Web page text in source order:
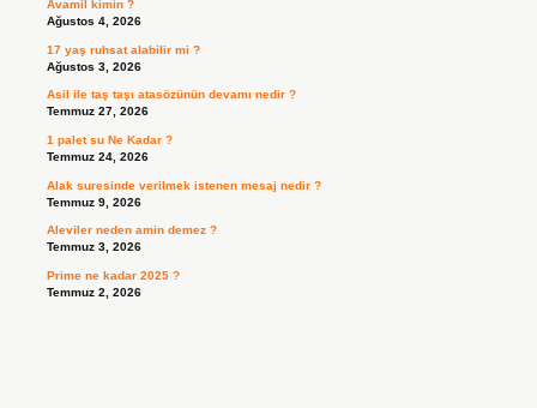
Avamil kimin ?
Ağustos 4, 2026
17 yaş ruhsat alabilir mi ?
Ağustos 3, 2026
Asil ile taş taşı atasözünün devamı nedir ?
Temmuz 27, 2026
1 palet su Ne Kadar ?
Temmuz 24, 2026
Alak suresinde verilmek istenen mesaj nedir ?
Temmuz 9, 2026
Aleviler neden amin demez ?
Temmuz 3, 2026
Prime ne kadar 2025 ?
Temmuz 2, 2026